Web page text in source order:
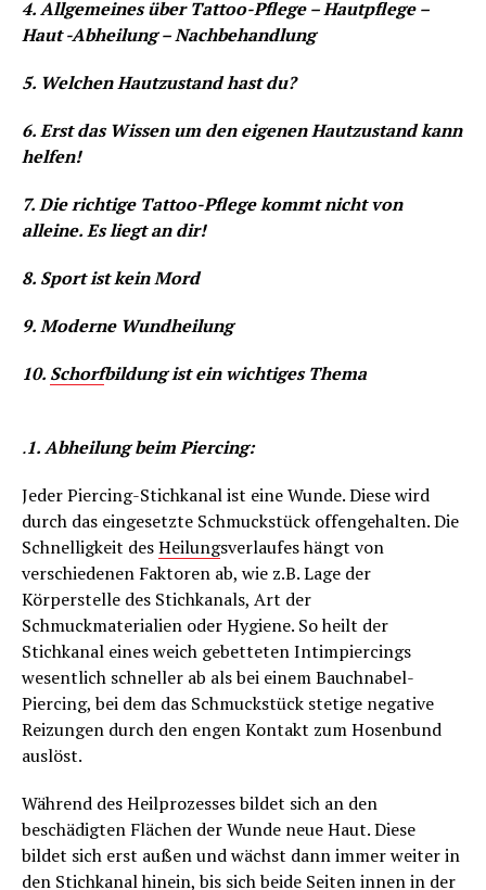
4. Allgemeines über Tattoo-Pflege – Hautpflege –
Haut -Abheilung – Nachbehandlung
5. Welchen Hautzustand hast du?
6. Erst das Wissen um den eigenen Hautzustand kann
helfen!
7. Die richtige Tattoo-Pflege kommt nicht von
alleine. Es liegt an dir!
8. Sport ist kein Mord
9. Moderne Wundheilung
10. Schorfbildung ist ein wichtiges Thema
.1. Abheilung beim Piercing:
Jeder Piercing-Stichkanal ist eine Wunde. Diese wird
durch das eingesetzte Schmuckstück offengehalten. Die
Schnelligkeit desHeilungsverlaufes hängt von
verschiedenen Faktoren ab, wie z.B. Lage der
Körperstelle des Stichkanals, Art der
Schmuckmaterialien oder Hygiene. So heilt der
Stichkanal eines weich gebetteten Intimpiercings
wesentlich schneller ab als bei einem Bauchnabel-
Piercing, bei dem das Schmuckstück stetige negative
Reizungen durch den engen Kontakt zum Hosenbund
auslöst.
Während des Heilprozesses bildet sich an den
beschädigten Flächen der Wunde neue Haut. Diese
bildet sich erst außen und wächst dann immer weiter in
den Stichkanal hinein, bis sich beide Seiten innen in der